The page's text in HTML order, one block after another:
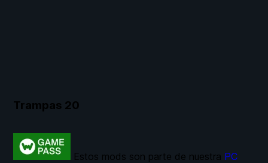
Trampas 20
Estos mods son parte de nuestra PC